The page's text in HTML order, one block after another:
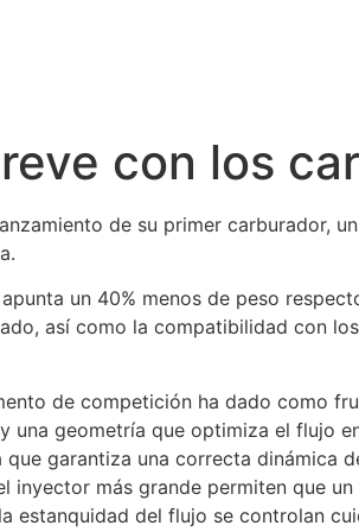
con los
de su primer carburador,
apunta un 40% menos de peso
así como la compatibilidad con
de competición ha dado como
geometría que optimiza el flujo
garantiza una correcta dinámica
más grande permiten que
del flujo se controlan